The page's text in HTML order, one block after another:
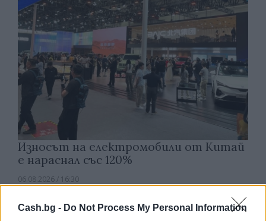
Cash.bg - Do Not Process My Personal Information
Износът на електромобили от Китай
е нараснал със 120%
06.08.2026 / 16:30